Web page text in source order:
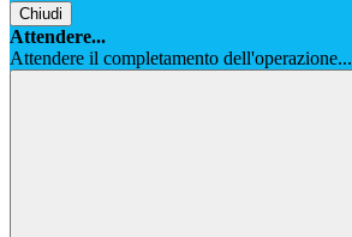
Chiudi
Attendere...
Attendere il completamento dell'operazione...